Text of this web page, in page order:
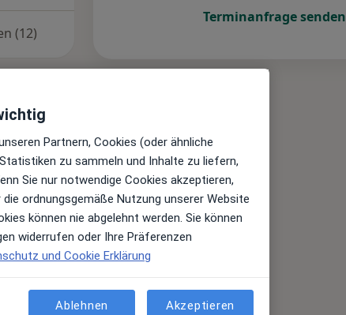
(12)
Terminanfrage senden
Partnern, Cookies (oder ähnliche
zu sammeln und Inhalte zu liefern,
Sie nur notwendige Cookies akzeptieren,
ordnungsgemäße Nutzung unserer Website
können nie abgelehnt werden. Sie können
widerrufen oder Ihre Präferenzen
und Cookie Erklärung
Ablehnen Akzeptieren